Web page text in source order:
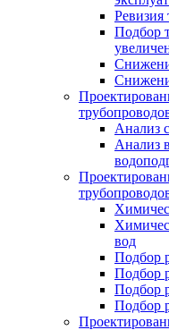
Ревизия
Подбор
Анализ
Анализ
вод
Подбор
Подбор
Подбор
Подбор